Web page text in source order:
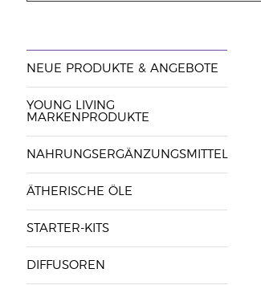
NEUE PRODUKTE & ANGEBOTE
YOUNG LIVING
MARKENPRODUKTE
NAHRUNGSERGÄNZUNGSMITTEL
ÄTHERISCHE ÖLE
STARTER-KITS
DIFFUSOREN